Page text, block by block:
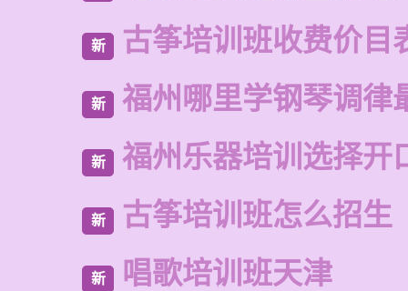
新 古筝培训班收费价目
新 福州哪里学钢琴调律
新 福州乐器培训选择开
新 古筝培训班怎么招生
新 唱歌培训班天津